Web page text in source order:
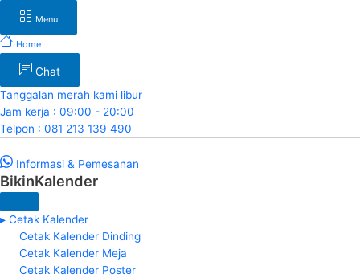
Menu
Home
Chat
Tanggalan merah kami libur
Jam kerja : 09:00 - 20:00
Telpon : 081 213 139 490
Informasi & Pemesanan
BikinKalender
▸ Cetak Kalender
Cetak Kalender Dinding
Cetak Kalender Meja
Cetak Kalender Poster